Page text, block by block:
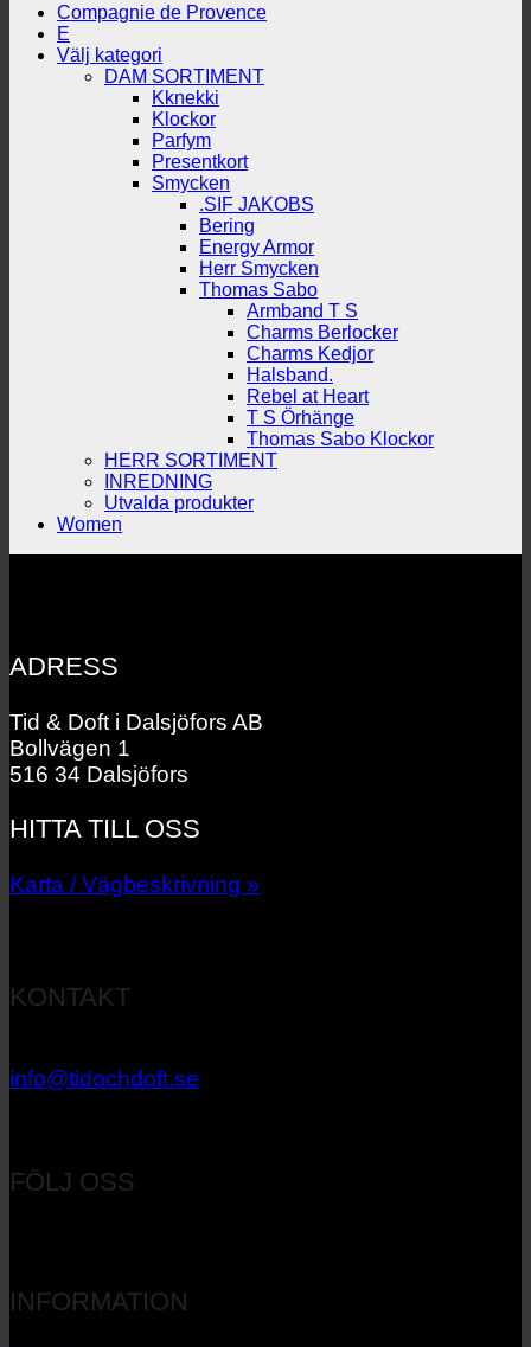
Compagnie de Provence
E
Välj kategori
DAM SORTIMENT
Kknekki
Klockor
Parfym
Presentkort
Smycken
.SIF JAKOBS
Bering
Energy Armor
Herr Smycken
Thomas Sabo
Armband T S
Charms Berlocker
Charms Kedjor
Halsband.
Rebel at Heart
T S Örhänge
Thomas Sabo Klockor
HERR SORTIMENT
INREDNING
Utvalda produkter
Women
ADRESS
Tid & Doft i Dalsjöfors AB
Bollvägen 1
516 34 Dalsjöfors
HITTA TILL OSS
Karta / Vägbeskrivning »
KONTAKT
info@tidochdoft.se
FÖLJ OSS
INFORMATION